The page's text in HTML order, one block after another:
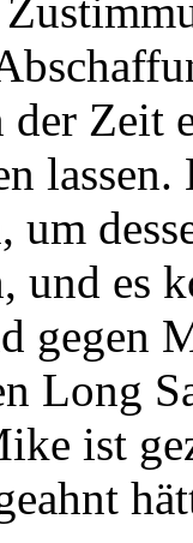
Zeit
um
und es
gegen
Long
ist